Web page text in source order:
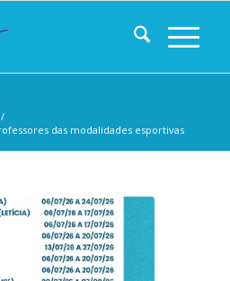
/
das modalidades esportivas